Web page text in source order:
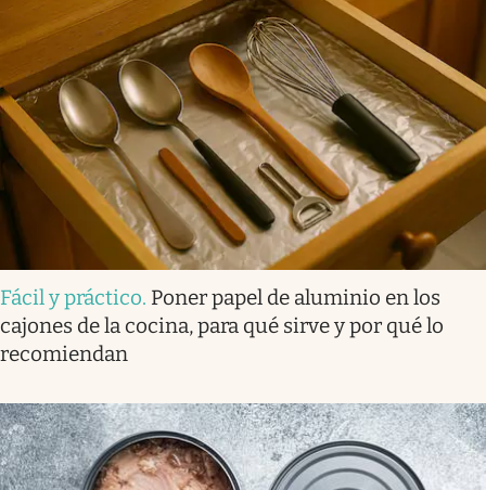
Fácil y práctico. Poner papel de aluminio en los
cajones de la cocina, para qué sirve y por qué lo
recomiendan